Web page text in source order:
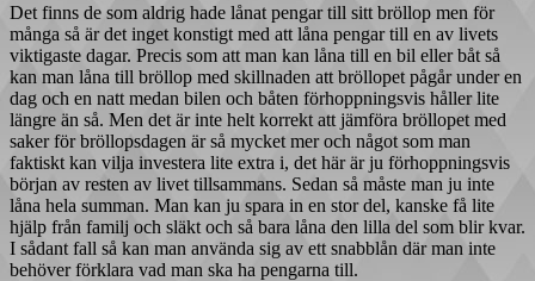
Det finns de som aldrig hade lånat pengar till sitt bröllop men för
många så är det inget konstigt med att låna pengar till en av livets
viktigaste dagar. Precis som att man kan låna till en bil eller båt så
kan man låna till bröllop med skillnaden att bröllopet pågår under en
dag och en natt medan bilen och båten förhoppningsvis håller lite
längre än så. Men det är inte helt korrekt att jämföra bröllopet med
saker för bröllopsdagen är så mycket mer och något som man
faktiskt kan vilja investera lite extra i, det här är ju förhoppningsvis
början av resten av livet tillsammans. Sedan så måste man ju inte
låna hela summan. Man kan ju spara in en stor del, kanske få lite
hjälp från familj och släkt och så bara låna den lilla del som blir kvar.
I sådant fall så kan man använda sig av ett snabblån där man inte
behöver förklara vad man ska ha pengarna till.